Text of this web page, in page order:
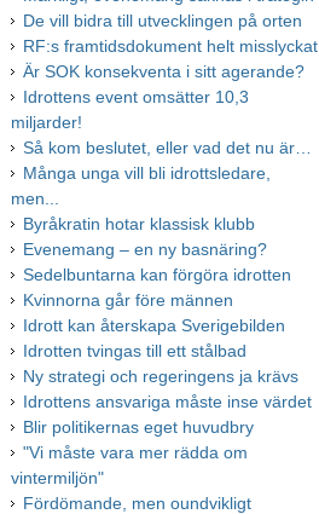
De vill bidra till utvecklingen på orten
RF:s framtidsdokument helt misslyckat
Är SOK konsekventa i sitt agerande?
Idrottens event omsätter 10,3
miljarder!
Så kom beslutet, eller vad det nu är…
Många unga vill bli idrottsledare,
men...
Byråkratin hotar klassisk klubb
Evenemang – en ny basnäring?
Sedelbuntarna kan förgöra idrotten
Kvinnorna går före männen
Idrott kan återskapa Sverigebilden
Idrotten tvingas till ett stålbad
Ny strategi och regeringens ja krävs
Idrottens ansvariga måste inse värdet
Blir politikernas eget huvudbry
"Vi måste vara mer rädda om
vintermiljön"
Fördömande, men oundvikligt